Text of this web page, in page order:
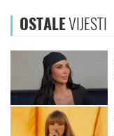
OSTALEVIJESTI